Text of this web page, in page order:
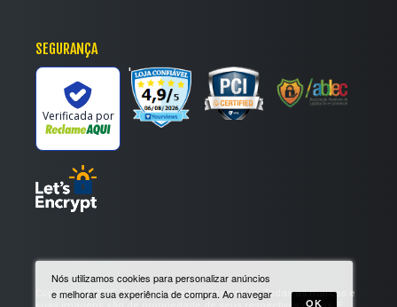
Nós utilizamos cookies para personalizar anúncios
e melhorar sua experiência de compra. Ao navegar
OK
SEGURANÇA
Verificada por
'
Copyright © 2025. Todos os direitos reservados. Todas as marcas e